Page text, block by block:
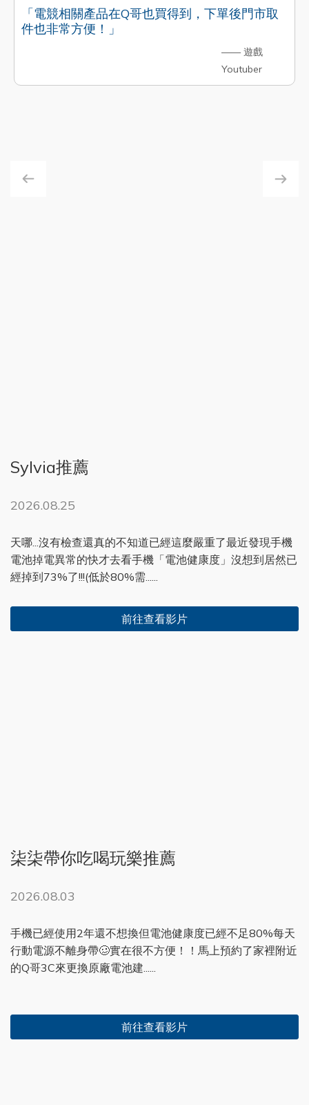
「電競相關產品在Q哥也買得到，下單後門市取
件也非常方便！」
—— 遊戲
Youtuber
Sylvia推薦
2026.08.25
天哪...沒有檢查還真的不知道已經這麼嚴重了最近發現手機
電池掉電異常的快才去看手機「電池健康度」沒想到居然已
經掉到73%了!!!(低於80%需......
前往查看影片
柒柒帶你吃喝玩樂推薦
2026.08.03
手機已經使用2年還不想換但電池健康度已經不足80%每天
行動電源不離身帶🥴實在很不方便！！馬上預約了家裡附近
的Q哥3C來更換原廠電池建......
前往查看影片